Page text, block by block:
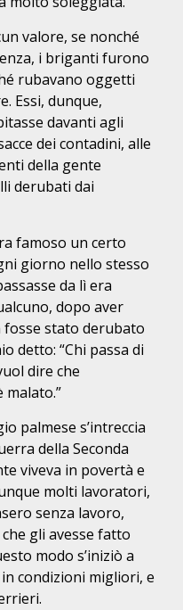
valore, se nonché
i briganti furono
rubavano oggetti
Essi, dunque,
davanti agli
dei contadini, alle
della gente
derubati dai
famoso un certo
giorno nello stesso
da lì era
dopo aver
stato derubato
detto: “Chi passa di
dire che
malato.”
palmese s’intreccia
della Seconda
viveva in povertà e
molti lavoratori,
senza lavoro,
gli avesse fatto
modo s’iniziò a
condizioni migliori, e